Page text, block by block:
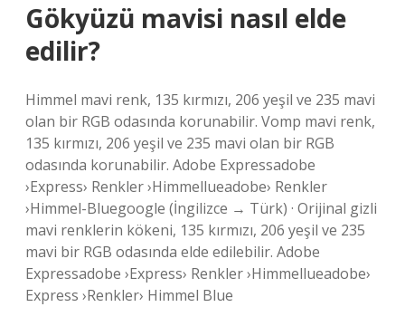
Gökyüzü mavisi nasıl elde
edilir?
Himmel mavi renk, 135 kırmızı, 206 yeşil ve 235 mavi
olan bir RGB odasında korunabilir. Vomp mavi renk,
135 kırmızı, 206 yeşil ve 235 mavi olan bir RGB
odasında korunabilir. Adobe Expressadobe
›Express› Renkler ›Himmellueadobe› Renkler
›Himmel-Bluegoogle (İngilizce → Türk) · Orijinal gizli
mavi renklerin kökeni, 135 kırmızı, 206 yeşil ve 235
mavi bir RGB odasında elde edilebilir. Adobe
Expressadobe ›Express› Renkler ›Himmellueadobe›
Express ›Renkler› Himmel Blue